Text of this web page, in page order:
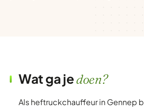
Wat ga jedoen?
Als heftruckchauffeur in Gennep